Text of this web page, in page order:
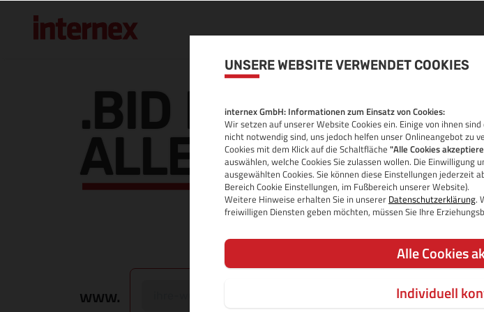
UNSERE WEBSITE VERWENDET COOKIES
internex GmbH: Informationen zum Einsatz von Cookies:
Wir setzen auf unserer Website Cookies ein. Einige von ihnen
nicht notwendig sind, uns jedoch helfen unser Onlineangebot zu
Cookies mit dem Klick auf die Schaltfläche "Alle Cookies
auswählen, welche Cookies Sie zulassen wollen. Die Einwilligung
ausgewählten Cookies. Sie können diese Einstellungen jederzeit
Bereich Cookie Einstellungen, im Fußbereich unserer Website).
Weitere Hinweise erhalten Sie in unserer Datenschutzerklärung.
freiwilligen Diensten geben möchten, müssen Sie Ihre
Alle Cookies
Individuell
.BID DOMAIN
ALLE INFOS
www. JETZT DOMAIN PRÜFEN